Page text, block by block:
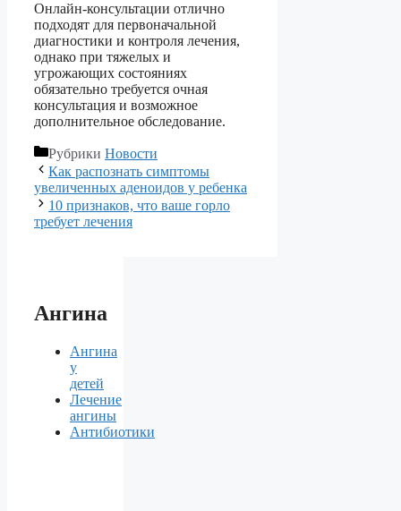
Онлайн-консультации отлично
подходят для первоначальной
диагностики и контроля лечения,
однако при тяжелых и
угрожающих состояниях
обязательно требуется очная
консультация и возможное
дополнительное обследование.
Рубрики Новости
Как распознать симптомы
увеличенных аденоидов у ребенка
10 признаков, что ваше горло
требует лечения
Ангина
Ангина
у
детей
Лечение
ангины
Антибиотики